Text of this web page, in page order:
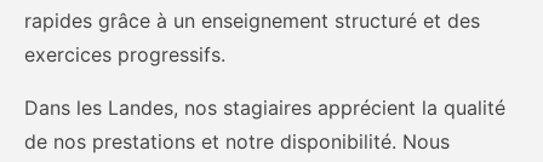
rapides grâce à un enseignement structuré et des
exercices progressifs.
Dans les Landes, nos stagiaires apprécient la qualité
de nos prestations et notre disponibilité. Nous